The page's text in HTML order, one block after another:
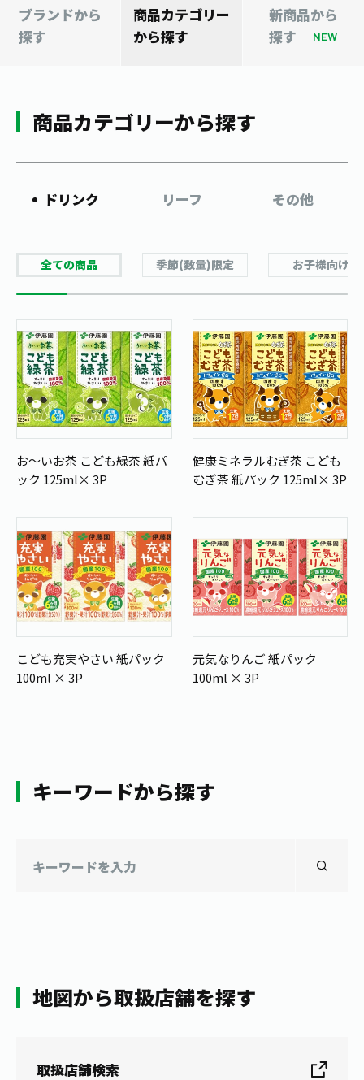
安全・安心への取組み
茶産地育成事業
Green Tea for Good
伊藤園レディス
ブランドから
探す
商品カテゴリー
から探す
新商品から
探す
NEW
商品カテゴリーから探す
ドリンク リーフ その他
全ての商品 季節(数量)限定 お子様向け
お～いお茶 こども緑茶 紙パ
ック 125ml× 3P
健康ミネラルむぎ茶 こども
むぎ茶 紙パック 125ml× 3P
こども充実やさい 紙パック
100ml × 3P
元気なりんご 紙パック
100ml × 3P
キーワードから探す
地図から取扱店舗を探す
取扱店舗検索